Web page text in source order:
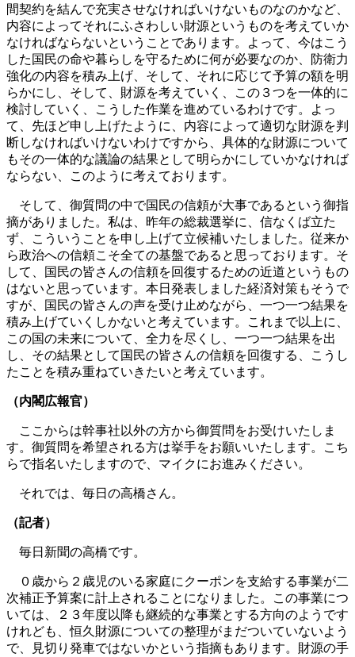
間契約を結んで充実させなければいけないものなのかなど、
内容によってそれにふさわしい財源というものを考えていか
なければならないということであります。よって、今はこう
した国民の命や暮らしを守るために何が必要なのか、防衛力
強化の内容を積み上げ、そして、それに応じて予算の額を明
らかにし、そして、財源を考えていく、この３つを一体的に
検討していく、こうした作業を進めているわけです。よっ
て、先ほど申し上げたように、内容によって適切な財源を判
断しなければいけないわけですから、具体的な財源について
もその一体的な議論の結果として明らかにしていかなければ
ならない、このように考えております。
そして、御質問の中で国民の信頼が大事であるという御指
摘がありました。私は、昨年の総裁選挙に、信なくば立た
ず、こういうことを申し上げて立候補いたしました。従来か
ら政治への信頼こそ全ての基盤であると思っております。そ
して、国民の皆さんの信頼を回復するための近道というもの
はないと思っています。本日発表しました経済対策もそうで
すが、国民の皆さんの声を受け止めながら、一つ一つ結果を
積み上げていくしかないと考えています。これまで以上に、
この国の未来について、全力を尽くし、一つ一つ結果を出
し、その結果として国民の皆さんの信頼を回復する、こうし
たことを積み重ねていきたいと考えています。
（内閣広報官）
ここからは幹事社以外の方から御質問をお受けいたしま
す。御質問を希望される方は挙手をお願いいたします。こち
らで指名いたしますので、マイクにお進みください。
それでは、毎日の高橋さん。
（記者）
毎日新聞の高橋です。
０歳から２歳児のいる家庭にクーポンを支給する事業が二
次補正予算案に計上されることになりました。この事業につ
いては、２３年度以降も継続的な事業とする方向のようです
けれども、恒久財源についての整理がまだついていないよう
で、見切り発車ではないかという指摘もあります。財源の手